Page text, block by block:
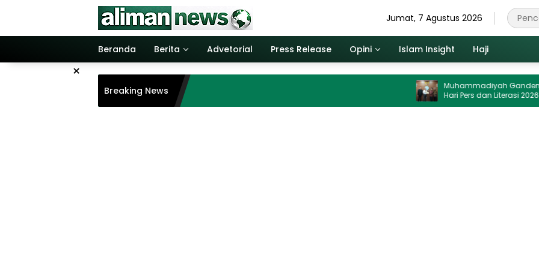
Jumat, 7 Agustus 2026
Beranda Berita Advetorial Press Release Opini Islam Insight Haji
×
Breaking News
Muhammadiyah Gandeng Dewan
Hari Pers dan Literasi 2026 Digelar di